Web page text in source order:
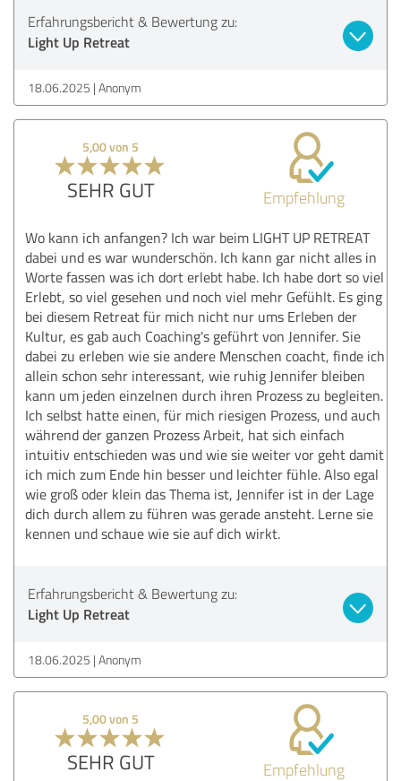
Erfahrungsbericht & Bewertung zu:
Light Up Retreat
18.06.2025 Anonym
5,00 von 5
SEHR GUT Empfehlung
Wo kann ich anfangen? Ich war beim LIGHT UP RETREAT
dabei und es war wunderschön. Ich kann gar nicht alles in
Worte fassen was ich dort erlebt habe. Ich habe dort so viel
Erlebt, so viel gesehen und noch viel mehr Gefühlt. Es ging
bei diesem Retreat für mich nicht nur ums Erleben der
Kultur, es gab auch Coaching's geführt von Jennifer. Sie
dabei zu erleben wie sie andere Menschen coacht, finde ich
allein schon sehr interessant, wie ruhig Jennifer bleiben
kann um jeden einzelnen durch ihren Prozess zu begleiten.
Ich selbst hatte einen, für mich riesigen Prozess, und auch
während der ganzen Prozess Arbeit, hat sich einfach
intuitiv entschieden was und wie sie weiter vor geht damit
ich mich zum Ende hin besser und leichter fühle. Also egal
wie groß oder klein das Thema ist, Jennifer ist in der Lage
dich durch allem zu führen was gerade ansteht. Lerne sie
kennen und schaue wie sie auf dich wirkt.
Erfahrungsbericht & Bewertung zu:
Light Up Retreat
18.06.2025 Anonym
5,00 von 5
SEHR GUT Empfehlung